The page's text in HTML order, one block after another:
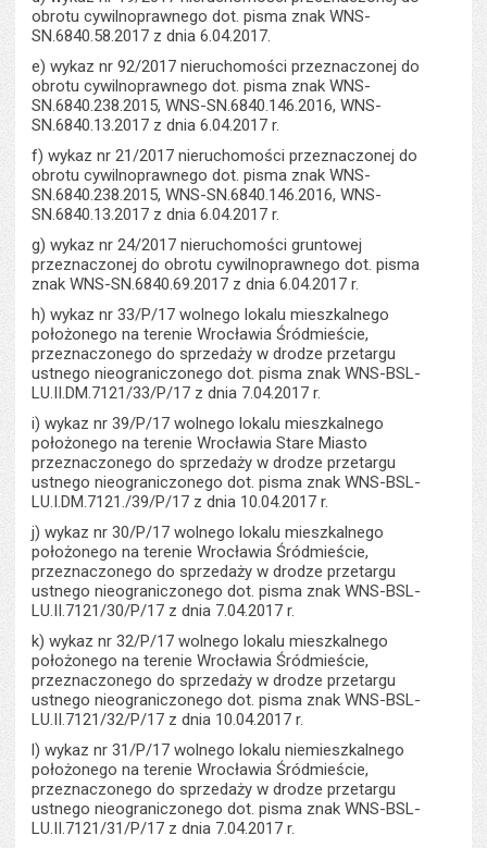
obrotu cywilnoprawnego dot. pisma znak WNS-
SN.6840.58.2017 z dnia 6.04.2017.
e) wykaz nr 92/2017 nieruchomości przeznaczonej do
obrotu cywilnoprawnego dot. pisma znak WNS-
SN.6840.238.2015, WNS-SN.6840.146.2016, WNS-
SN.6840.13.2017 z dnia 6.04.2017 r.
f) wykaz nr 21/2017 nieruchomości przeznaczonej do
obrotu cywilnoprawnego dot. pisma znak WNS-
SN.6840.238.2015, WNS-SN.6840.146.2016, WNS-
SN.6840.13.2017 z dnia 6.04.2017 r.
g) wykaz nr 24/2017 nieruchomości gruntowej
przeznaczonej do obrotu cywilnoprawnego dot. pisma
znak WNS-SN.6840.69.2017 z dnia 6.04.2017 r.
h) wykaz nr 33/P/17 wolnego lokalu mieszkalnego
położonego na terenie Wrocławia Śródmieście,
przeznaczonego do sprzedaży w drodze przetargu
ustnego nieograniczonego dot. pisma znak WNS-BSL-
LU.II.DM.7121/33/P/17 z dnia 7.04.2017 r.
i) wykaz nr 39/P/17 wolnego lokalu mieszkalnego
położonego na terenie Wrocławia Stare Miasto
przeznaczonego do sprzedaży w drodze przetargu
ustnego nieograniczonego dot. pisma znak WNS-BSL-
LU.I.DM.7121./39/P/17 z dnia 10.04.2017 r.
j) wykaz nr 30/P/17 wolnego lokalu mieszkalnego
położonego na terenie Wrocławia Śródmieście,
przeznaczonego do sprzedaży w drodze przetargu
ustnego nieograniczonego dot. pisma znak WNS-BSL-
LU.II.7121/30/P/17 z dnia 7.04.2017 r.
k) wykaz nr 32/P/17 wolnego lokalu mieszkalnego
położonego na terenie Wrocławia Śródmieście,
przeznaczonego do sprzedaży w drodze przetargu
ustnego nieograniczonego dot. pisma znak WNS-BSL-
LU.II.7121/32/P/17 z dnia 10.04.2017 r.
l) wykaz nr 31/P/17 wolnego lokalu niemieszkalnego
położonego na terenie Wrocławia Śródmieście,
przeznaczonego do sprzedaży w drodze przetargu
ustnego nieograniczonego dot. pisma znak WNS-BSL-
LU.II.7121/31/P/17 z dnia 7.04.2017 r.